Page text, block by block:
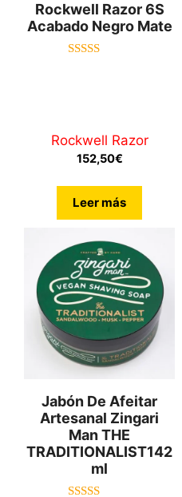
Rockwell Razor 6S
Acabado Negro Mate
Rockwell Razor
152,50€
Leer más
Jabón De Afeitar
Artesanal Zingari
Man THE
TRADITIONALIST142
Ml